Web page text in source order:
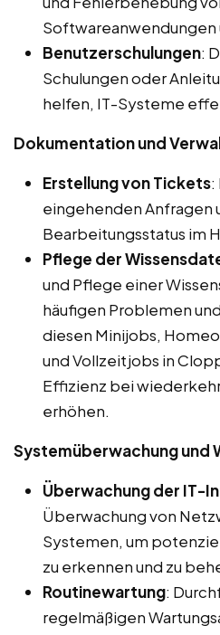
Benutzerschulungen:
Schulungen oder
helfen, IT-Systeme
Dokumentation und
Erstellung von Tickets:
eingehenden Anfragen
Bearbeitungsstatus im
Pflege der
und Pflege einer
häufigen Problemen
diesen Minijobs,
und Vollzeitjobs in
Effizienz bei
erhöhen.
Systemüberwachung und
Überwachung der IT-
Überwachung von
Systemen, um
zu erkennen und zu
Routinewartung:
regelmäßigen